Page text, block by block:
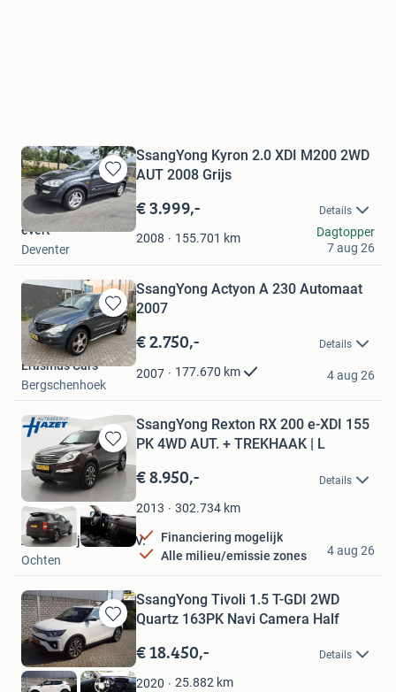
Bewaren
in
Mijn
Favorieten
SsangYong Kyron 2.0 XDI M200 2WD
AUT 2008 Grijs
€ 3.999,- Details
2008 155.701 km
evert
Deventer
Dagtopper
7 aug 26
Bewaren
in
Mijn
Favorieten
SsangYong Actyon A 230 Automaat
2007
€ 2.750,- Details
2007 177.670 km
Erasmus Cars
Bergschenhoek
4 aug 26
Bewaren
in
Mijn
Favorieten
SsangYong Rexton RX 200 e-XDI 155
PK 4WD AUT. + TREKHAAK | L
€ 8.950,- Details
2013 302.734 km
Financiering mogelijk
Alle milieu/emissie zones
Autobedrijf Hazet B.V.
Ochten
4 aug 26
Bewaren
in
Mijn
Favorieten
SsangYong Tivoli 1.5 T-GDI 2WD
Quartz 163PK Navi Camera Half
€ 18.450,- Details
2020 25.882 km